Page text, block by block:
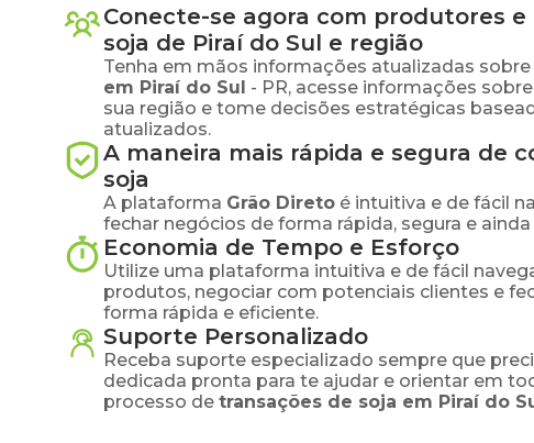
Conecte-se agora com produtores
soja de Piraí do Sul e região
Tenha em mãos informações atualizadas sobre
em Piraí do Sul - PR, acesse informações
sua região e tome decisões estratégicas
atualizados.
A maneira mais rápida e segura de
soja
A plataforma Grão Direto é intuitiva e de fácil
fechar negócios de forma rápida, segura e
Economia de Tempo e Esforço
Utilize uma plataforma intuitiva e de fácil
produtos, negociar com potenciais clientes e
forma rápida e eficiente.
Suporte Personalizado
Receba suporte especializado sempre que
dedicada pronta para te ajudar e orientar em
processo de transações de soja em Piraí do